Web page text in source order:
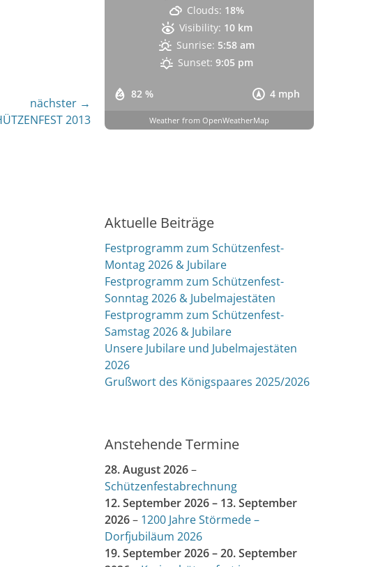
nächster →
2013
82 % 4 mph
Clouds: 18%
Visibility: 10 km
Sunrise: 5:58 am
Sunset: 9:05 pm
Weather from OpenWeatherMap
Aktuelle Beiträge
Festprogramm zum Schützenfest-
Montag 2026 & Jubilare
Festprogramm zum Schützenfest-
Sonntag 2026 & Jubelmajestäten
Festprogramm zum Schützenfest-
Samstag 2026 & Jubilare
Unsere Jubilare und Jubelmajestäten
2026
Grußwort des Königspaares 2025/2026
Anstehende Termine
28. August 2026–
Schützenfestabrechnung
12. September 2026– 13. September
2026– 1200 Jahre Störmede –
Dorfjubiläum 2026
19. September 2026–20. September